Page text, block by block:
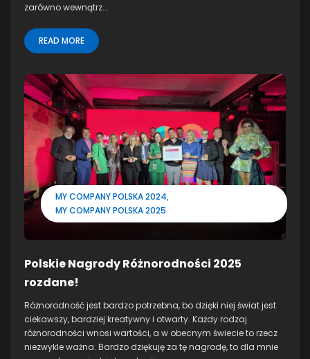
zarówno wewnątrz...
READ MORE
MY COMPANY POLSKA 2024
MY COMPANY POLSKA 2025
Polskie Nagrody Różnorodności 2025
rozdane!
Różnorodność jest bardzo potrzebna, bo dzięki niej świat jest
ciekawszy, bardziej kreatywny i otwarty. Każdy rodzaj
różnorodności wnosi wartości, a w obecnym świecie to rzecz
niezwykle ważna. Bardzo dziękuję za tę nagrodę, to dla mnie